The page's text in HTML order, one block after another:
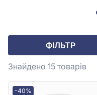
ФІЛЬТР
Знайдено 15 товарів
-40%